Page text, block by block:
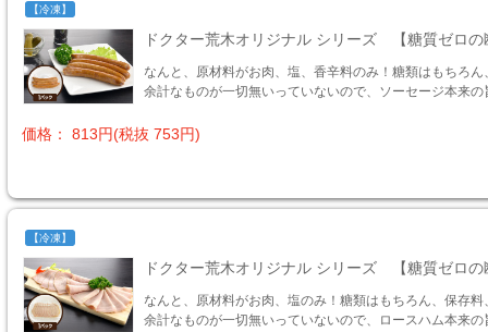
【冷凍】
ドクター荒木オリジナル シリーズ 【糖質ゼロ
なんと、原材料がお肉、塩、香辛料のみ！糖類はもちろ
余計なものが一切無いっていないので、ソーセージ本来
価格： 813円(税抜 753円)
【冷凍】
ドクター荒木オリジナル シリーズ 【糖質ゼロ
なんと、原材料がお肉、塩のみ！糖類はもちろん、保存
余計なものが一切無いっていないので、ロースハム本来